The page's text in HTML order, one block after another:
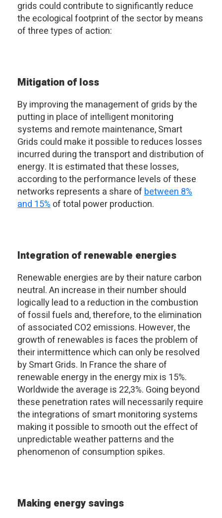
grids could contribute to significantly reduce
the ecological footprint of the sector by means
of three types of action:
Mitigation of loss
By improving the management of grids by the
putting in place of intelligent monitoring
systems and remote maintenance, Smart
Grids could make it possible to reduces losses
incurred during the transport and distribution of
energy. It is estimated that these losses,
according to the performance levels of these
networks represents a share ofbetween 8%
and 15%of total power production.
Integration of renewable energies
Renewable energies are by their nature carbon
neutral. An increase in their number should
logically lead to a reduction in the combustion
of fossil fuels and, therefore, to the elimination
of associated CO2 emissions. However, the
growth of renewables is faces the problem of
their intermittence which can only be resolved
by Smart Grids. In France the share of
renewable energy in the energy mix is 15%.
Worldwide the average is 22,3%. Going beyond
these penetration rates will necessarily require
the integrations of smart monitoring systems
making it possible to smooth out the effect of
unpredictable weather patterns and the
phenomenon of consumption spikes.
Making energy savings